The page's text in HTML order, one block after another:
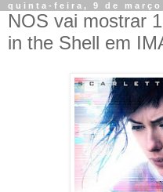
quinta-feira, 9 de março
NOS vai mostrar
in the Shell em